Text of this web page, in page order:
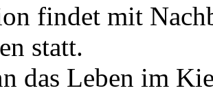
findet mit
statt.
das Leben im